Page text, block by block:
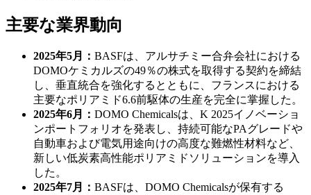
主要な業界動向
2025年5月： BASFは、アルサチミー合弁会社における
DOMOケミカルズの49％の株式を取得する契約を締結
し、垂直統合を強化するとともに、フランスにおける
主要なポリアミド6.6前駆体の生産を完全に掌握した。
2025年6月： DOMO Chemicalsは、K 2025イノベーショ
ンポートフォリオを発表し、持続可能なPAグレードや
自動車および電気用途向けの高度な難燃性材料など、
新しい低炭素高性能ポリアミドソリューションを導入
した。
2025年7月： BASFは、DOMO Chemicalsが保有する